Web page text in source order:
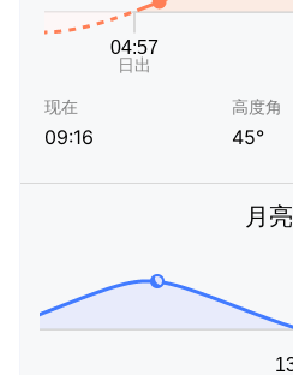
现在
09:16
高度角
45°
月亮